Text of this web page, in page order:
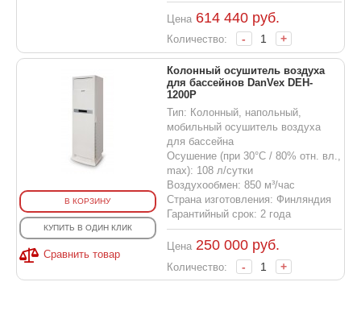
Цена 614 440руб.
Количество: - +
В КОРЗИНУ
КУПИТЬ В ОДИН КЛИК
Сравнить товар
Колонный осушитель воздуха
для бассейнов DanVex DEH-
1200P
Тип: Колонный, напольный,
мобильный осушитель воздуха
для бассейна
Осушение (при 30°С / 80% отн. вл.,
max): 108 л/сутки
Воздухообмен: 850 м³/час
Страна изготовления: Финляндия
Гарантийный срок: 2 года
Цена 250 000руб.
Количество: - +